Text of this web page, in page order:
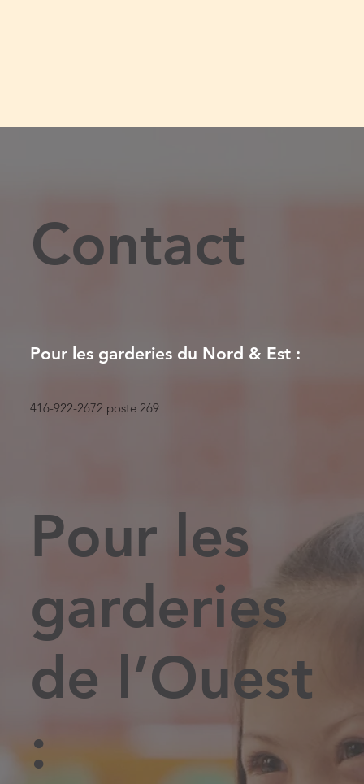
Pour les garderies du Nord & Est :
416-922-2672 poste 269
Pour les
garderies
de l’Ouest
:
Contact